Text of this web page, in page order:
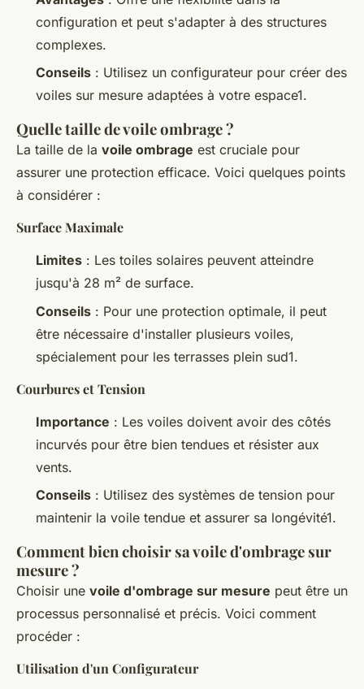
configuration et peut s'adapter à des structures
complexes.
Conseils : Utilisez un configurateur pour créer des
voiles sur mesure adaptées à votre espace1.
Quelle taille de voile ombrage ?
La taille de la voile ombrage est cruciale pour
assurer une protection efficace. Voici quelques points
à considérer :
Surface Maximale
Limites : Les toiles solaires peuvent atteindre
jusqu'à 28 m² de surface.
Conseils : Pour une protection optimale, il peut
être nécessaire d'installer plusieurs voiles,
spécialement pour les terrasses plein sud1.
Courbures et Tension
Importance : Les voiles doivent avoir des côtés
incurvés pour être bien tendues et résister aux
vents.
Conseils : Utilisez des systèmes de tension pour
maintenir la voile tendue et assurer sa longévité1.
Comment bien choisir sa voile d'ombrage sur
mesure ?
Choisir une voile d'ombrage sur mesure peut être un
processus personnalisé et précis. Voici comment
procéder :
Utilisation d'un Configurateur